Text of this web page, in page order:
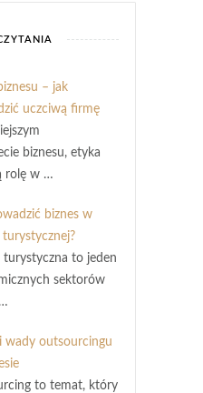
– jak
uczciwą firmę
biznesu, etyka
rolę w …
biznes w
turystycznej?
turystyczna to jeden
sektorów
wady outsourcingu
to temat, który